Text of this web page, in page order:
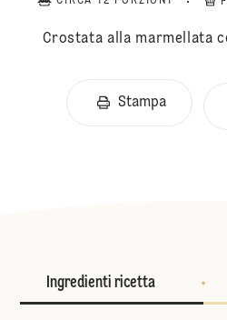
Crostata alla marmellata
Stampa
Ingredienti ricetta